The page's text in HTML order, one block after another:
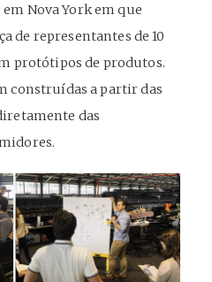
Nova York em que
de representantes de 10
protótipos de produtos.
construídas a partir das
das